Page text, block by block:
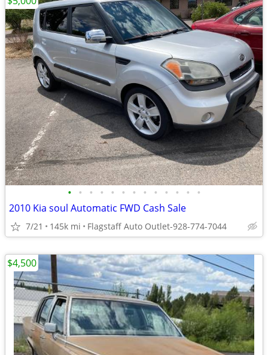
• • • • • • • • • • • • •
2010 Kia soul Automatic FWD Cash Sale
7/21 145k mi Flagstaff Auto Outlet-928-774-7044
$4,500